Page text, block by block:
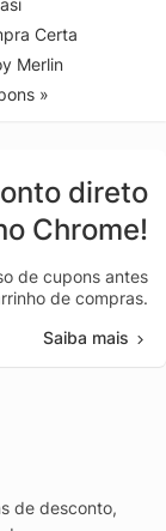
Certa
Merlin
»
direto
Chrome!
de cupons antes
de compras.
Saiba mais
de desconto,